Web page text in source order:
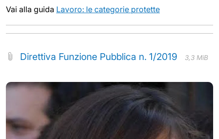
Vai alla guida Lavoro: le categorie protette
Direttiva Funzione Pubblica n. 1/2019 3,3 MiB